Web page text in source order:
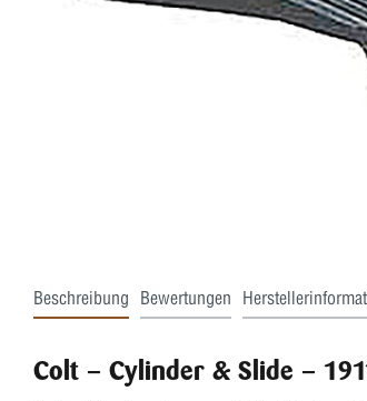
Beschreibung Bewertungen
Colt – Cylinder & Slide –